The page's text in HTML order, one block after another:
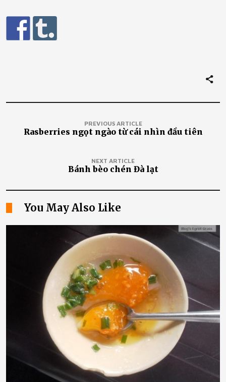
PREVIOUS ARTICLE
Rasberries ngọt ngào từ cái nhìn đầu tiên
NEXT ARTICLE
Bánh bèo chén Đà lạt
You May Also Like